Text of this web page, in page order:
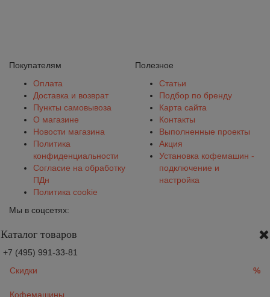
Покупателям
Оплата
Доставка и возврат
Пункты самовывоза
О магазине
Новости магазина
Политика
конфиденциальности
Согласие на обработку
ПДн
Политика cookie
Полезное
Статьи
Подбор по бренду
Карта сайта
Контакты
Выполненные проекты
Акция
Установка кофемашин -
подключение и
настройка
Мы в соцсетях:
Каталог товаров
+7 (495) 991-33-81
Скидки
%
Кофемашины